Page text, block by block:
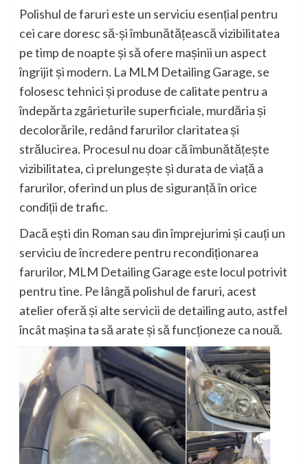
Polishul de faruri este un serviciu esențial pentru
cei care doresc să-și îmbunătățească vizibilitatea
pe timp de noapte și să ofere mașinii un aspect
îngrijit și modern. La MLM Detailing Garage, se
folosesc tehnici și produse de calitate pentru a
îndepărta zgârieturile superficiale, murdăria și
decolorările, redând farurilor claritatea și
strălucirea. Procesul nu doar că îmbunătățește
vizibilitatea, ci prelungește și durata de viață a
farurilor, oferind un plus de siguranță în orice
condiții de trafic.
Dacă ești din Roman sau din împrejurimi și cauți un
serviciu de încredere pentru recondiționarea
farurilor, MLM Detailing Garage este locul potrivit
pentru tine. Pe lângă polishul de faruri, acest
atelier oferă și alte servicii de detailing auto, astfel
încât mașina ta să arate și să funcționeze ca nouă.